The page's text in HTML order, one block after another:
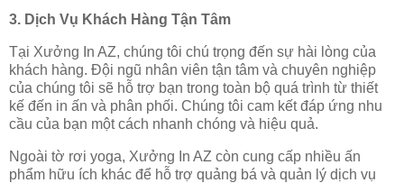
3. Dịch Vụ Khách Hàng Tận Tâm
Tại Xưởng In AZ, chúng tôi chú trọng đến sự hài lòng của
khách hàng. Đội ngũ nhân viên tận tâm và chuyên nghiệp
của chúng tôi sẽ hỗ trợ bạn trong toàn bộ quá trình từ thiết
kế đến in ấn và phân phối. Chúng tôi cam kết đáp ứng nhu
cầu của bạn một cách nhanh chóng và hiệu quả.
Ngoài tờ rơi yoga, Xưởng In AZ còn cung cấp nhiều ấn
phẩm hữu ích khác để hỗ trợ quảng bá và quản lý dịch vụ